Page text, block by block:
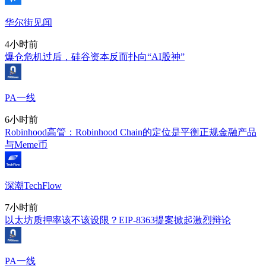
华尔街见闻
4小时前
爆仓危机过后，硅谷资本反而扑向“AI股神”
PA一线
6小时前
Robinhood高管：Robinhood Chain的定位是平衡正规金融产品
与Meme币
深潮TechFlow
7小时前
以太坊质押率该不该设限？EIP-8363提案掀起激烈辩论
PA一线